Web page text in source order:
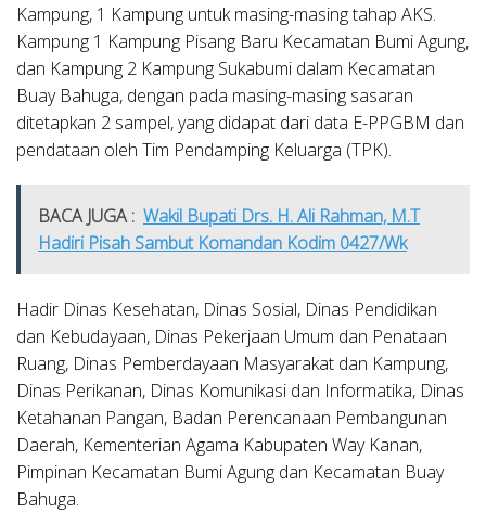
Kampung, 1 Kampung untuk masing-masing tahap AKS.
Kampung 1 Kampung Pisang Baru Kecamatan Bumi Agung,
dan Kampung 2 Kampung Sukabumi dalam Kecamatan
Buay Bahuga, dengan pada masing-masing sasaran
ditetapkan 2 sampel, yang didapat dari data E-PPGBM dan
pendataan oleh Tim Pendamping Keluarga (TPK).
BACA JUGA : Wakil Bupati Drs. H. Ali Rahman, M.T
Hadiri Pisah Sambut Komandan Kodim 0427/Wk
Hadir Dinas Kesehatan, Dinas Sosial, Dinas Pendidikan
dan Kebudayaan, Dinas Pekerjaan Umum dan Penataan
Ruang, Dinas Pemberdayaan Masyarakat dan Kampung,
Dinas Perikanan, Dinas Komunikasi dan Informatika, Dinas
Ketahanan Pangan, Badan Perencanaan Pembangunan
Daerah, Kementerian Agama Kabupaten Way Kanan,
Pimpinan Kecamatan Bumi Agung dan Kecamatan Buay
Bahuga.